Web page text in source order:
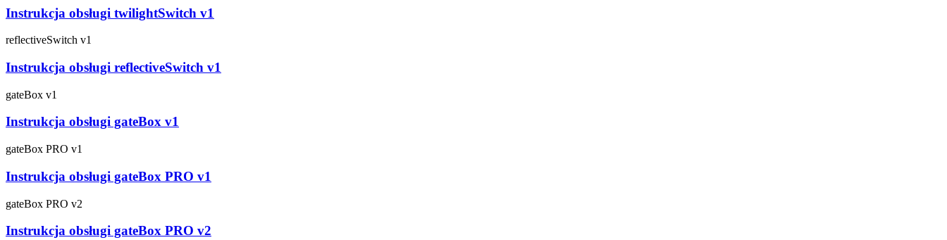
Instrukcja obsługi twilightSwitch v1
reflectiveSwitch v1
Instrukcja obsługi reflectiveSwitch v1
gateBox v1
Instrukcja obsługi gateBox v1
gateBox PRO v1
Instrukcja obsługi gateBox PRO v1
gateBox PRO v2
Instrukcja obsługi gateBox PRO v2